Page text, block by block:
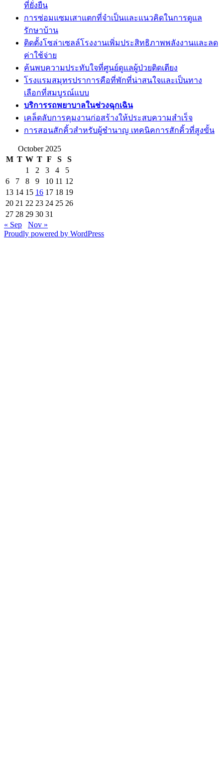
ที่ยั่งยืน
การซ่อมแซมเสาแตกที่จำเป็นและแนวคิดในการดูแล
รักษาบ้าน
ติดตั้งโซล่าเซลล์โรงงานเพิ่มประสิทธิภาพพลังงานและลด
ค่าใช้จ่าย
ค้นพบความประทับใจที่ศูนย์ดูแลผู้ป่วยติดเตียง
โรงแรมสมุทรปราการคือที่พักที่น่าสนใจและเป็นทาง
เลือกที่สมบูรณ์แบบ
บริการรถพยาบาลในช่วงฉุกเฉิน
เคล็ดลับการคุมงานก่อสร้างให้ประสบความสำเร็จ
การสอนสักคิ้วสำหรับผู้ชำนาญ เทคนิคการสักคิ้วที่สูงขั้น
October 2025
M T W T F S
S
1
2 3 4
5
6
7 8 9 10 11 12
13 14 15 16 17 18 19
20 21 22 23 24 25 26
27 28 29 30 31
« Sep
Nov »
Proudly powered by WordPress